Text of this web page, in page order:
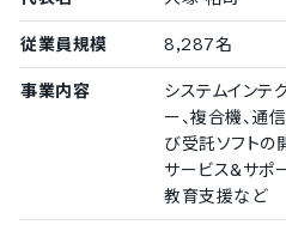
従業員規模 8,287名
事業内容
システムインテ
ー、複合機、通
び受託ソフトの
サービス&サポ
教育支援など